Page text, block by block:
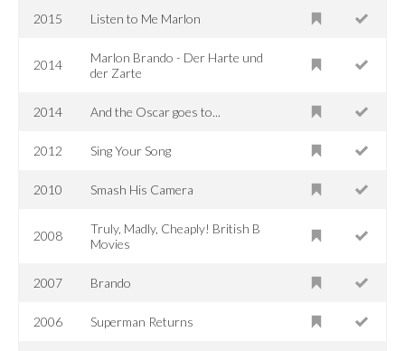
2015 Listen to Me Marlon
2014
Marlon Brando - Der Harte und
der Zarte
2014 And the Oscar goes to...
2012 Sing Your Song
2010 Smash His Camera
2008
Truly, Madly, Cheaply! British B
Movies
2007 Brando
2006 Superman Returns